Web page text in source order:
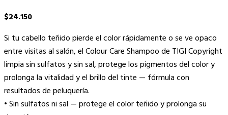
$24.150
Si tu cabello teñido pierde el color rápidamente o se ve opaco
entre visitas al salón, el Colour Care Shampoo de TIGI Copyright
limpia sin sulfatos y sin sal, protege los pigmentos del color y
prolonga la vitalidad y el brillo del tinte — fórmula con
resultados de peluquería.
• Sin sulfatos ni sal — protege el color teñido y prolonga su